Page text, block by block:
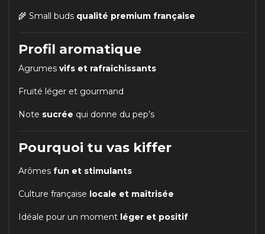
🌾 Small buds qualité premium française
Profil aromatique
Agrumes vifs et rafraîchissants
Fruité léger et gourmand
Note sucrée qui donne du pep’s
Pourquoi tu vas kiffer
Arômes fun et stimulants
Culture française locale et maîtrisée
Idéale pour un moment léger et positif